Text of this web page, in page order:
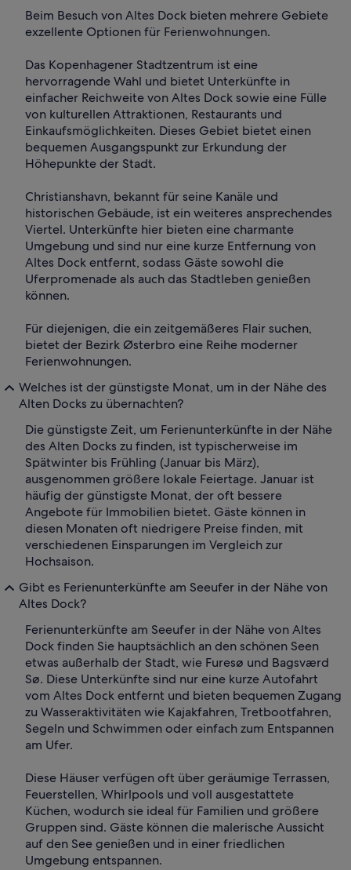
Beim Besuch von Altes Dock bieten mehrere Gebiete
exzellente Optionen für Ferienwohnungen.
Das Kopenhagener Stadtzentrum ist eine
hervorragende Wahl und bietet Unterkünfte in
einfacher Reichweite von Altes Dock sowie eine Fülle
von kulturellen Attraktionen, Restaurants und
Einkaufsmöglichkeiten. Dieses Gebiet bietet einen
bequemen Ausgangspunkt zur Erkundung der
Höhepunkte der Stadt.
Christianshavn, bekannt für seine Kanäle und
historischen Gebäude, ist ein weiteres ansprechendes
Viertel. Unterkünfte hier bieten eine charmante
Umgebung und sind nur eine kurze Entfernung von
Altes Dock entfernt, sodass Gäste sowohl die
Uferpromenade als auch das Stadtleben genießen
können.
Für diejenigen, die ein zeitgemäßeres Flair suchen,
bietet der Bezirk Østerbro eine Reihe moderner
Ferienwohnungen.
Welches ist der günstigste Monat, um in der Nähe des
Alten Docks zu übernachten?
Die günstigste Zeit, um Ferienunterkünfte in der Nähe
des Alten Docks zu finden, ist typischerweise im
Spätwinter bis Frühling (Januar bis März),
ausgenommen größere lokale Feiertage. Januar ist
häufig der günstigste Monat, der oft bessere
Angebote für Immobilien bietet. Gäste können in
diesen Monaten oft niedrigere Preise finden, mit
verschiedenen Einsparungen im Vergleich zur
Hochsaison.
Gibt es Ferienunterkünfte am Seeufer in der Nähe von
Altes Dock?
Ferienunterkünfte am Seeufer in der Nähe von Altes
Dock finden Sie hauptsächlich an den schönen Seen
etwas außerhalb der Stadt, wie Furesø und Bagsværd
Sø. Diese Unterkünfte sind nur eine kurze Autofahrt
vom Altes Dock entfernt und bieten bequemen Zugang
zu Wasseraktivitäten wie Kajakfahren, Tretbootfahren,
Segeln und Schwimmen oder einfach zum Entspannen
am Ufer.
Diese Häuser verfügen oft über geräumige Terrassen,
Feuerstellen, Whirlpools und voll ausgestattete
Küchen, wodurch sie ideal für Familien und größere
Gruppen sind. Gäste können die malerische Aussicht
auf den See genießen und in einer friedlichen
Umgebung entspannen.